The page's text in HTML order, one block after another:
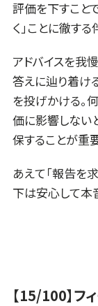
評価を下すこと
く」ことに徹す
アドバイスを我
答えに辿り着け
を投げかける。
価に影響しない
保することが重
あえて「報告を
下は安心して本
【15/100】フ